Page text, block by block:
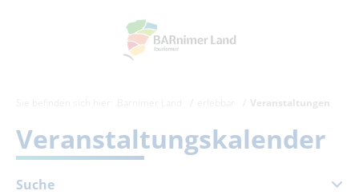
Veranstaltungen
Veranstaltungskalender
Suche